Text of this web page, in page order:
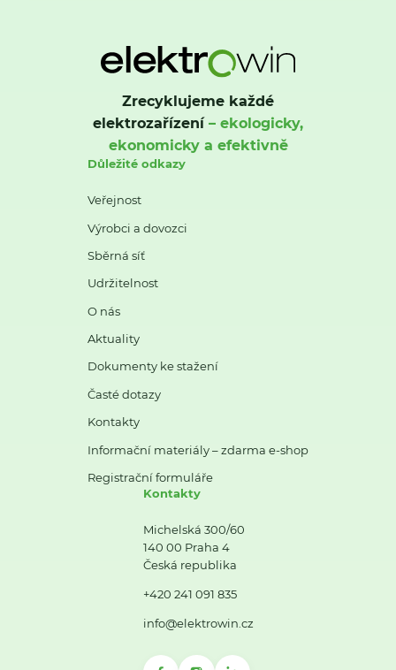
Zrecyklujeme každé
elektrozařízení– ekologicky,
ekonomicky a efektivně
Důležité odkazy
Veřejnost
Výrobci a dovozci
Sběrná síť
Udržitelnost
O nás
Aktuality
Dokumenty ke stažení
Časté dotazy
Kontakty
Informační materiály – zdarma e-shop
Registrační formuláře
Kontakty
Michelská 300/60
140 00 Praha 4
Česká republika
+420 241 091 835
info@elektrowin.cz